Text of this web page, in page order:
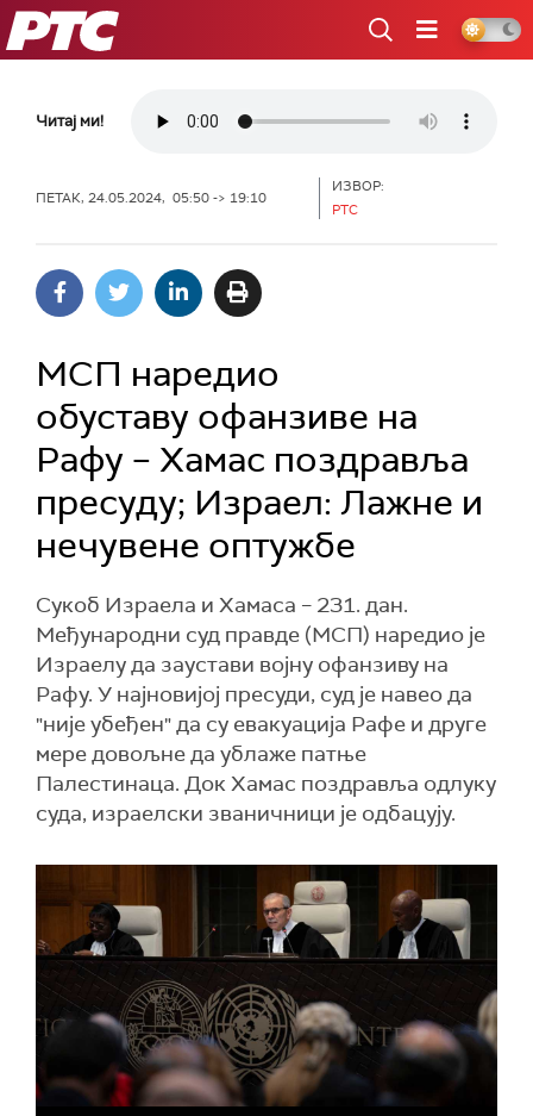
РТС
Читај ми!
ПЕТАК, 24.05.2024, 05:50 -> 19:10
ИЗВОР:
РТС
МСП наредио
обуставу офанзиве на
Рафу – Хамас поздравља
пресуду; Израел: Лажне и
нечувене оптужбе
Сукоб Израела и Хамаса – 231. дан.
Међународни суд правде (МСП) наредио је
Израелу да заустави војну офанзиву на
Рафу. У најновијој пресуди, суд је навео да
"није убеђен" да су евакуација Рафе и друге
мере довољне да ублаже патње
Палестинаца. Док Хамас поздравља одлуку
суда, израелски званичници је одбацују.